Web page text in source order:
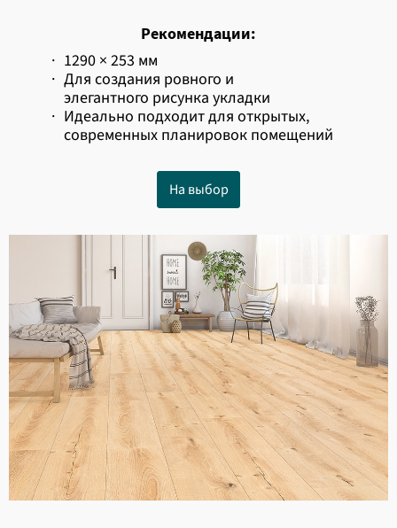
Рекомендации:
· 1290 × 253 мм
· Для создания ровного и
элегантного рисунка укладки
· Идеально подходит для открытых,
современных планировок помещений
На выбор